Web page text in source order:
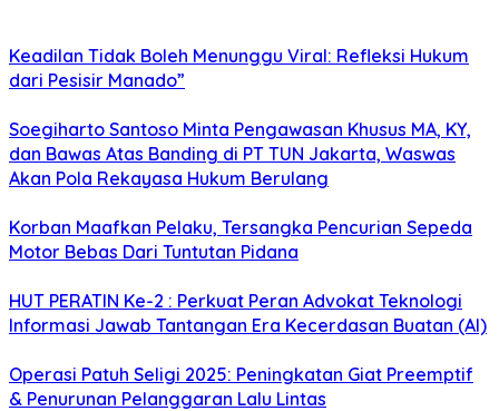
Keadilan Tidak Boleh Menunggu Viral: Refleksi Hukum
dari Pesisir Manado”
Soegiharto Santoso Minta Pengawasan Khusus MA, KY,
dan Bawas Atas Banding di PT TUN Jakarta, Waswas
Akan Pola Rekayasa Hukum Berulang
Korban Maafkan Pelaku, Tersangka Pencurian Sepeda
Motor Bebas Dari Tuntutan Pidana
HUT PERATIN Ke-2 : Perkuat Peran Advokat Teknologi
Informasi Jawab Tantangan Era Kecerdasan Buatan (AI)
Operasi Patuh Seligi 2025: Peningkatan Giat Preemptif
& Penurunan Pelanggaran Lalu Lintas